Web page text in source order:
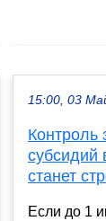
15:00, 03
Контроль
субсидий
станет
Если до 1